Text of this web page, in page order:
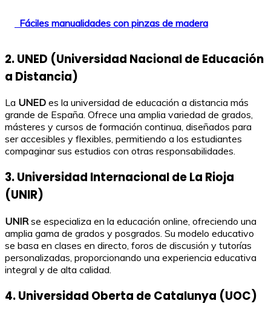
Fáciles manualidades con pinzas de madera
2. UNED (Universidad Nacional de Educación
a Distancia)
La UNED es la universidad de educación a distancia más
grande de España. Ofrece una amplia variedad de grados,
másteres y cursos de formación continua, diseñados para
ser accesibles y flexibles, permitiendo a los estudiantes
compaginar sus estudios con otras responsabilidades.
3. Universidad Internacional de La Rioja
(UNIR)
UNIR se especializa en la educación online, ofreciendo una
amplia gama de grados y posgrados. Su modelo educativo
se basa en clases en directo, foros de discusión y tutorías
personalizadas, proporcionando una experiencia educativa
integral y de alta calidad.
4. Universidad Oberta de Catalunya (UOC)